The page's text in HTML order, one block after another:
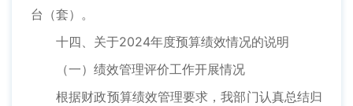
台（套）。
十四、关于2024年度预算绩效情况的说明
（一）绩效管理评价工作开展情况
根据财政预算绩效管理要求，我部门认真总结归